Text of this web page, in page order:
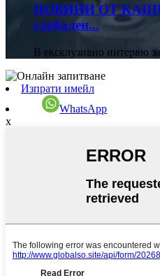
НОВИНИ ОТ
глобален...
В ексклузивно интервю
Изпрати имейл
WhatsApp
x